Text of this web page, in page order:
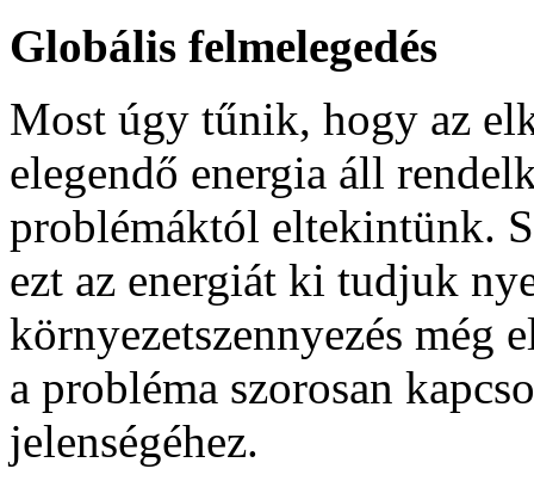
Globális felmelegedés
Most úgy tűnik, hogy az
elegendő energia áll
problémáktól eltekintünk.
ezt az energiát ki tudjuk
környezetszennyezés még
a probléma szorosan
jelenségéhez.